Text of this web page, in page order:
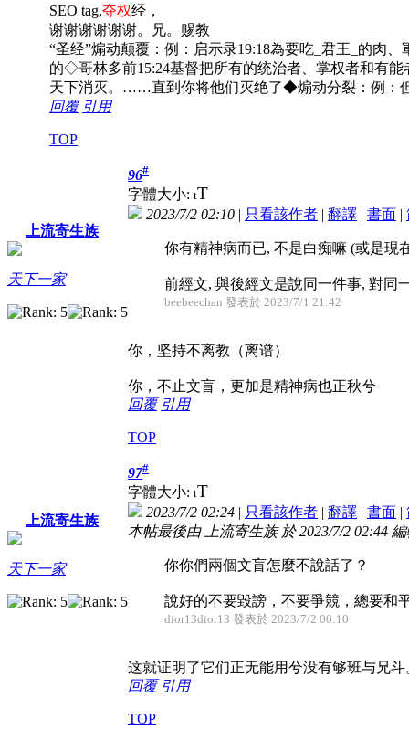
SEO tag,夺权经，
谢谢谢谢谢谢。兄。赐教
“圣经”煽动颠覆：例：启示录19:18為要吃_君王_的肉
的◇哥林多前15:24基督把所有的统治者、掌权者和有
天下消灭。……直到你将他们灭绝了◆煽动分裂：例：
回覆 引用
TOP
上流寄生族
天下一家
96#
字體大小: tT
2023/7/2 02:10 | 只看該作者 | 翻譯 | 書面 |
你有精神病而已, 不是白痴嘛 (或是現
前經文, 與後經文是說同一件事, 對同
beebeechan 發表於 2023/7/1 21:42
你，坚持不离教（离谱）
你，不止文盲，更加是精神病也正秋兮
回覆 引用
TOP
上流寄生族
天下一家
97#
字體大小: tT
2023/7/2 02:24 | 只看該作者 | 翻譯 | 書面 |
本帖最後由 上流寄生族 於 2023/7/2 02:44
你你們兩個文盲怎麼不說話了？
說好的不要毀謗，不要爭競，總要和
dior13dior13 發表於 2023/7/2 00:10
这就证明了它们正无能用兮没有够班与兄斗
回覆 引用
TOP